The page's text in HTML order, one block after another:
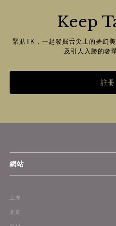
Keep
緊貼TK，一起發掘舌尖上的夢幻
及引人入勝的奢
註冊
網站
訂閱
上海
北京